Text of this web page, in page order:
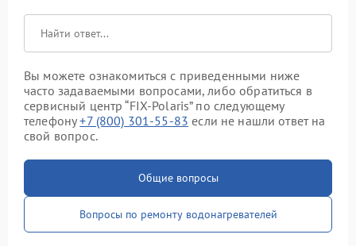
Вы можете ознакомиться с приведенными ниже
часто задаваемыми вопросами, либо обратиться в
сервисный центр “FIX-Polaris” по следующему
телефону+7 (800) 301-55-83 если не нашли ответ на
свой вопрос.
Общие вопросы
Вопросы по ремонту водонагревателей